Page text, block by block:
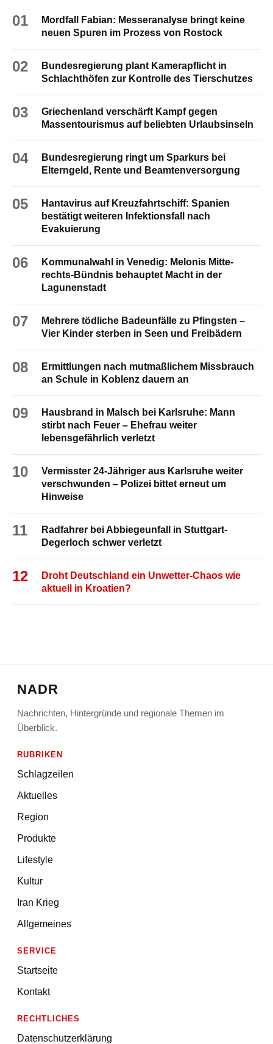
01
Mordfall Fabian: Messeranalyse bringt keine
neuen Spuren im Prozess von Rostock
02
Bundesregierung plant Kamerapflicht in
Schlachthöfen zur Kontrolle des Tierschutzes
03
Griechenland verschärft Kampf gegen
Massentourismus auf beliebten Urlaubsinseln
04
Bundesregierung ringt um Sparkurs bei
Elterngeld, Rente und Beamtenversorgung
05
Hantavirus auf Kreuzfahrtschiff: Spanien
bestätigt weiteren Infektionsfall nach
Evakuierung
06
Kommunalwahl in Venedig: Melonis Mitte-
rechts-Bündnis behauptet Macht in der
Lagunenstadt
07
Mehrere tödliche Badeunfälle zu Pfingsten –
Vier Kinder sterben in Seen und Freibädern
08
Ermittlungen nach mutmaßlichem Missbrauch
an Schule in Koblenz dauern an
09
Hausbrand in Malsch bei Karlsruhe: Mann
stirbt nach Feuer – Ehefrau weiter
lebensgefährlich verletzt
10
Vermisster 24-Jähriger aus Karlsruhe weiter
verschwunden – Polizei bittet erneut um
Hinweise
11
Radfahrer bei Abbiegeunfall in Stuttgart-
Degerloch schwer verletzt
12
Droht Deutschland ein Unwetter-Chaos wie
aktuell in Kroatien?
NADR
Nachrichten, Hintergründe und regionale Themen im
Überblick.
RUBRIKEN
Schlagzeilen
Aktuelles
Region
Produkte
Lifestyle
Kultur
Iran Krieg
Allgemeines
SERVICE
Startseite
Kontakt
RECHTLICHES
Datenschutzerklärung